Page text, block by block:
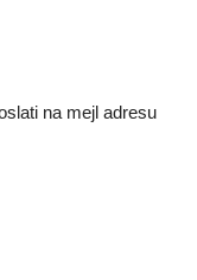
na mejl adresu